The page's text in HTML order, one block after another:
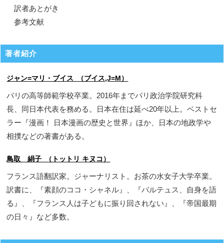
訳者あとがき
参考文献
著者紹介
ジャン=マリ・ブイス （ブイス,J=M）
パリの高等師範学校卒業。2016年までパリ政治学院研究科
長、同日本代表を務める。日本在住は延べ20年以上。ベストセ
ラー『漫画！ 日本漫画の歴史と世界』ほか、日本の地政学や
相撲などの著書がある。
鳥取 絹子 （トットリ キヌコ）
フランス語翻訳家。ジャーナリスト。お茶の水女子大学卒業。
訳書に、『素顔のココ・シャネル』、『バルテュス、自身を語
る』、『フランス人は子どもに振り回されない』、『帝国最期
の日々』など多数。